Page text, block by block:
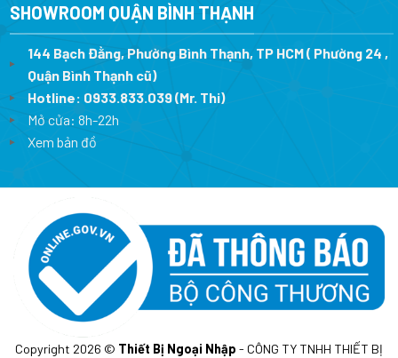
SHOWROOM QUẬN BÌNH THẠNH
144 Bạch Đằng, Phường Bình Thạnh, TP HCM ( Phường 24 ,
Quận Bình Thạnh cũ)
Hotline: 0933.833.039(Mr. Thi)
Mở cửa: 8h-22h
Xem bản đồ
Copyright 2026 © Thiết Bị Ngoại Nhập - CÔNG TY TNHH THIẾT BỊ